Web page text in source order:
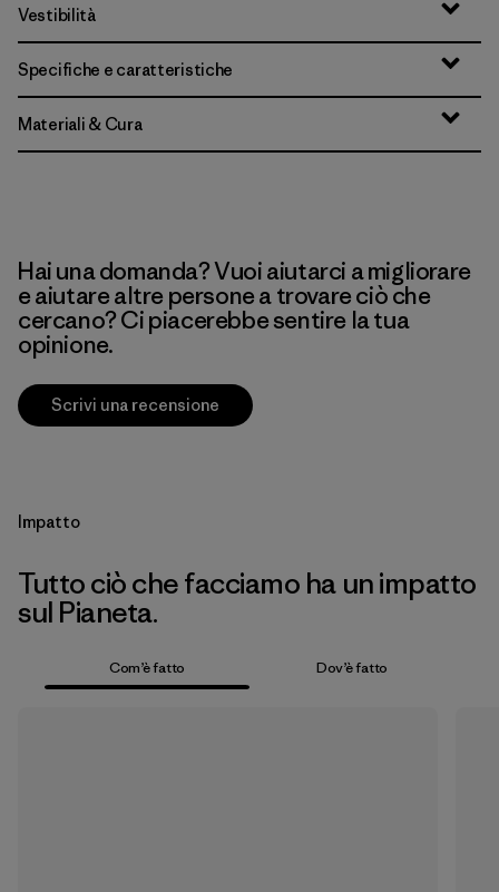
Vestibilità
Specifiche e caratteristiche
Materiali & Cura
Hai una domanda? Vuoi aiutarci a migliorare
e aiutare altre persone a trovare ciò che
cercano? Ci piacerebbe sentire la tua
opinione.
Scrivi una recensione
Impatto
Tutto ciò che facciamo ha un impatto
sul Pianeta.
Com’è fatto Dov’è fatto